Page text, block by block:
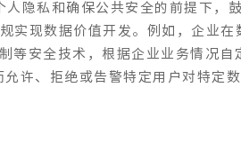
人隐私和确保公共安全的前提下，
实现数据价值开发。例如，企业在
等安全技术，根据企业业务情况自
许、拒绝或告警特定用户对特定数